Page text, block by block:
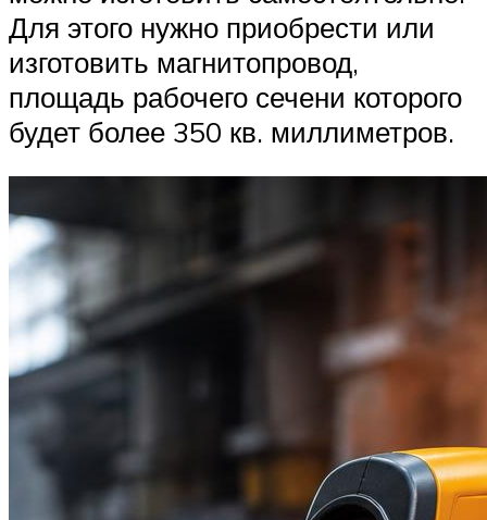
Для этого нужно приобрести или
изготовить магнитопровод,
площадь рабочего сечени которого
будет более 350 кв. миллиметров.